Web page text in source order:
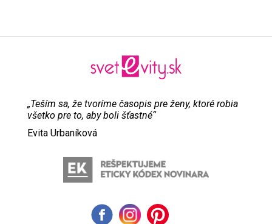
„Teším sa, že tvoríme časopis pre ženy, ktoré robia
všetko pre to, aby boli šťastné“
Evita Urbaníková